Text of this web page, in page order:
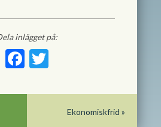
inlägget på:
Facebook
Twitter
Ekonomiskfrid »